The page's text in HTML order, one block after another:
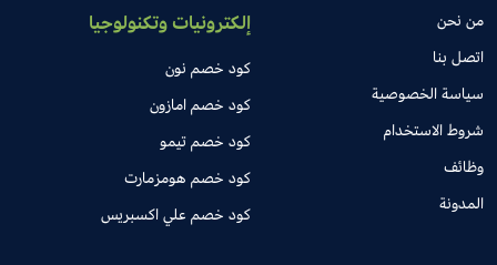
من نحن
اتصل بنا
سياسة الخصوصية
شروط الاستخدام
وظائف
المدونة
إلكترونيات وتكنولوجيا
كود خصم نون
كود خصم امازون
كود خصم تيمو
كود خصم هومزمارت
كود خصم علي اكسبريس